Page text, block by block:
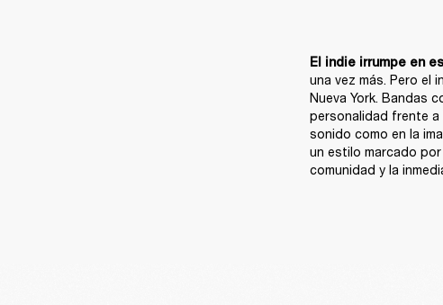
El indie irrumpe en
una vez más. Pero el
Nueva York. Bandas
personalidad frente a
sonido como en la
un estilo marcado
comunidad y la